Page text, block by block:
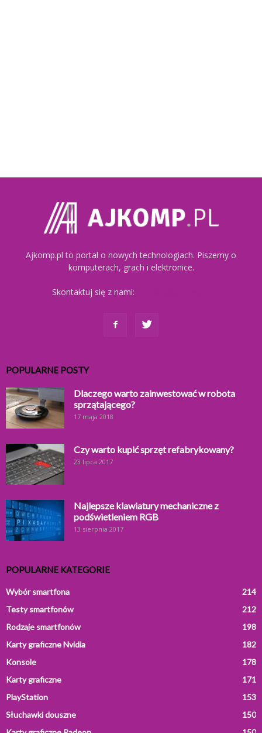
Ajkomp.pl to portal o nowych technologiach. Piszemy o
komputerach, grach i elektronice.
Skontaktuj się z nami:
POPULARNE POSTY
Dlaczego warto zainwestować w robota
sprzątającego?
17 maja 2018
Czy warto kupić sprzęt refabrykowany?
23 lipca 2017
Najlepsze klawiatury mechaniczne z
podświetleniem RGB
13 sierpnia 2017
POPULARNE KATEGORIE
Wybór smartfona
214
Testy smartfonów
212
Rodzaje smartfonów
198
Karty graficzne Nvidia
182
Konsole
178
Karty graficzne
171
PlayStation
153
Słuchawki douszne
150